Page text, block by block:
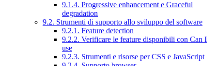
9.1.4. Progressive enhancement e Graceful
degradation
9.2. Strumenti di supporto allo sviluppo del software
9.2.1. Feature detection
9.2.2. Verificare le feature disponibili con Can I
use
9.2.3. Strumenti e risorse per CSS e JavaScript